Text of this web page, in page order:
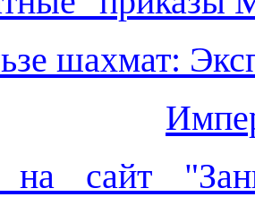
шахмат:
на сайт